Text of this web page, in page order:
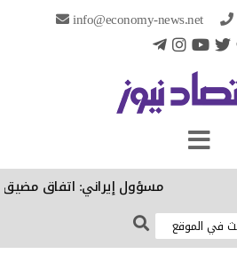
info@economy-news.net
مسؤول إيراني: اتفاق مضيق